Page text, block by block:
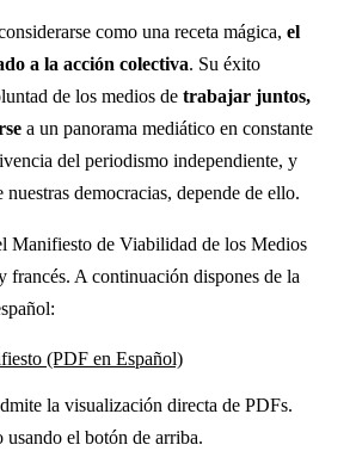
como una receta mágica, el
a la acción colectiva. Su éxito
de los medios de trabajar juntos,
a un panorama mediático en constante
del periodismo independiente, y
democracias, depende de ello.
Manifiesto de Viabilidad de los Medios
francés. A continuación dispones de la
(PDF en Español)
la visualización directa de PDFs.
usando el botón de arriba.